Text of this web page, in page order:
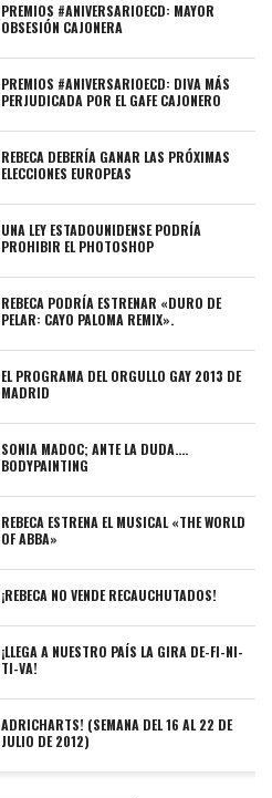
PREMIOS #ANIVERSARIOECD: MAYOR
OBSESIÓN CAJONERA
PREMIOS #ANIVERSARIOECD: DIVA MÁS
PERJUDICADA POR EL GAFE CAJONERO
REBECA DEBERÍA GANAR LAS PRÓXIMAS
ELECCIONES EUROPEAS
UNA LEY ESTADOUNIDENSE PODRÍA
PROHIBIR EL PHOTOSHOP
REBECA PODRÍA ESTRENAR «DURO DE
PELAR: CAYO PALOMA REMIX».
EL PROGRAMA DEL ORGULLO GAY 2013 DE
MADRID
SONIA MADOC; ANTE LA DUDA….
BODYPAINTING
REBECA ESTRENA EL MUSICAL «THE WORLD
OF ABBA»
¡REBECA NO VENDE RECAUCHUTADOS!
¡LLEGA A NUESTRO PAÍS LA GIRA DE-FI-NI-
TI-VA!
ADRICHARTS! (SEMANA DEL 16 AL 22 DE
JULIO DE 2012)